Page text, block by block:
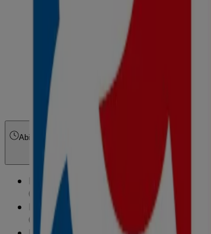
Abierto Hasta las 21:30
Domingo
09:00 - 21:30
Lunes
09:00 - 21:30